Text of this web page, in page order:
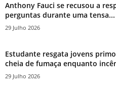
Anthony Fauci se recusou a
perguntas durante uma tensa...
29 Julho 2026
Estudante resgata jovens
cheia de fumaça enquanto
29 Julho 2026